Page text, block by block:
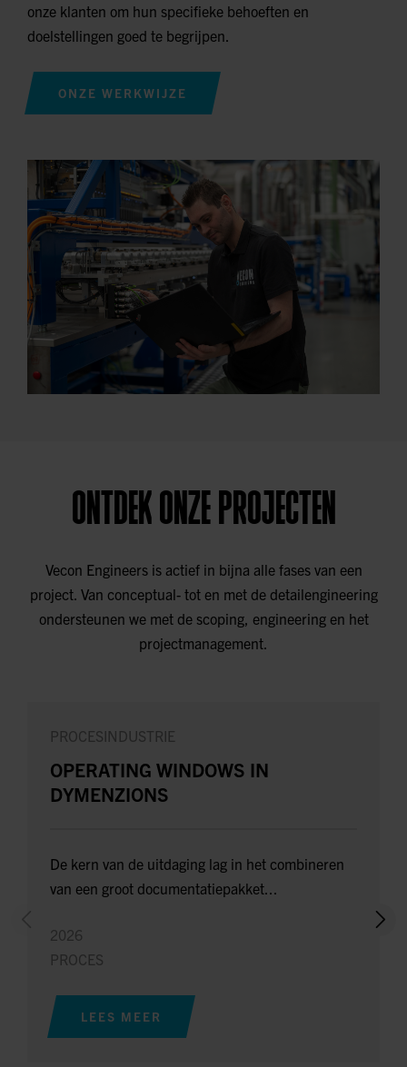
onze klanten om hun specifieke behoeften en
doelstellingen goed te begrijpen.
ONZE WERKWIJZE
ONTDEK ONZE PROJECTEN
Vecon Engineers is actief in bijna alle fases van een
project. Van conceptual- tot en met de detailengineering
ondersteunen we met de scoping, engineering en het
projectmanagement.
PROCESINDUSTRIE
OPERATING WINDOWS IN
DYMENZIONS
De kern van de uitdaging lag in het combineren
van een groot documentatiepakket...
2026
PROCES
LEES MEER